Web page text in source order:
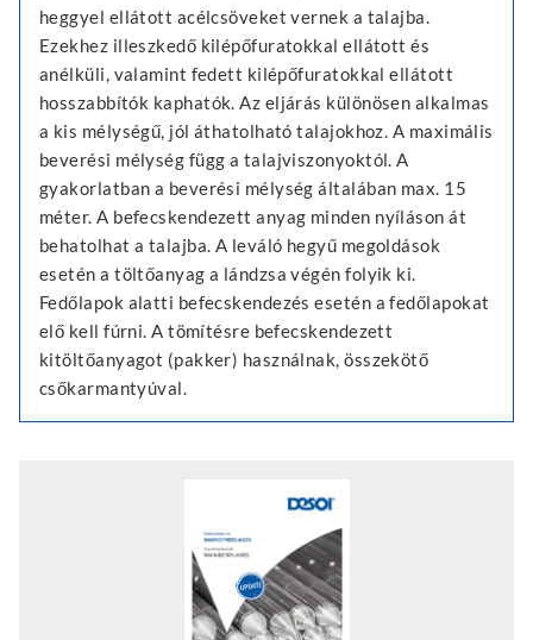
heggyel ellátott acélcsöveket vernek a talajba.
Ezekhez illeszkedő kilépőfuratokkal ellátott és
anélküli, valamint fedett kilépőfuratokkal ellátott
hosszabbítók kaphatók. Az eljárás különösen alkalmas
a kis mélységű, jól áthatolható talajokhoz. A maximális
beverési mélység függ a talajviszonyoktól. A
gyakorlatban a beverési mélység általában max. 15
méter. A befecskendezett anyag minden nyíláson át
behatolhat a talajba. A leváló hegyű megoldások
esetén a töltőanyag a lándzsa végén folyik ki.
Fedőlapok alatti befecskendezés esetén a fedőlapokat
elő kell fúrni. A tömítésre befecskendezett
kitöltőanyagot (pakker) használnak, összekötő
csőkarmantyúval.